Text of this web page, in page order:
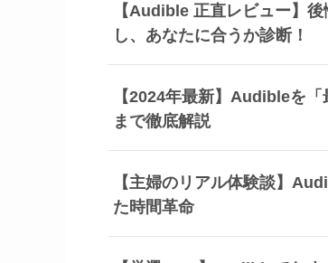
【Audible 正直レビュー】
し、あなたに合うか診断！
【2024年最新】Audibleを
まで徹底解説
【主婦のリアル体験談】
た時間革命